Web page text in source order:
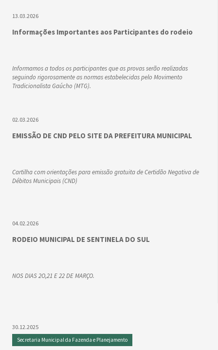
13.03.2026
Informações Importantes aos Participantes do rodeio
Informamos a todos os participantes que as provas serão realizadas
seguindo rigorosamente as normas estabelecidas pelo Movimento
Tradicionalista Gaúcho (MTG).
02.03.2026
EMISSÃO DE CND PELO SITE DA PREFEITURA MUNICIPAL
Cartilha com orientações para emissão gratuita de Certidão Negativa de
Débitos Municipais (CND)
04.02.2026
RODEIO MUNICIPAL DE SENTINELA DO SUL
NOS DIAS 2O,21 E 22 DE MARÇO.
30.12.2025
Secretaria Municipal da Fazenda e Planejamento